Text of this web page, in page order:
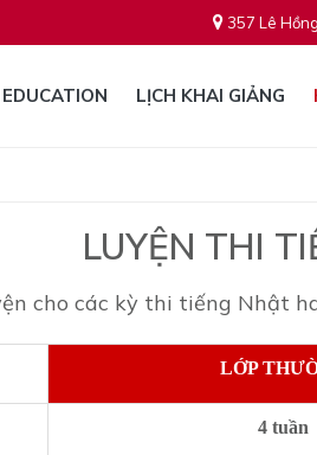
357 Lê
LỊCH KHAI GIẢNG
LUYỆN THI
cho các kỳ thi tiếng Nhật
LỚP
4 tuần